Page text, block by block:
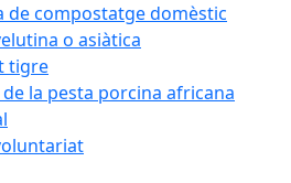
de compostatge domèstic
o asiàtica
tigre
la pesta porcina africana